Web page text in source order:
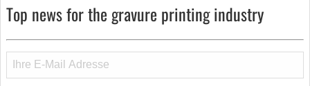
Top news for the gravure printing industry